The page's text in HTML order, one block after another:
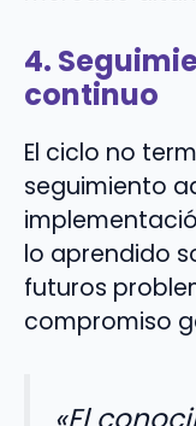
4.
continuo
El ciclo no
seguimiento
lo aprendido
futuros
compromiso